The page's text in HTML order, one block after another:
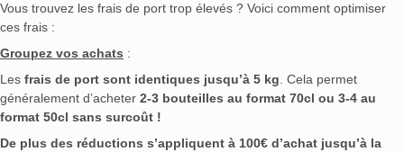
Vous trouvez les frais de port trop élevés ? Voici comment optimiser
ces frais :
Groupez vos achats :
Les frais de port sont identiques jusqu’à 5 kg. Cela permet
généralement d’acheter 2-3 bouteilles au format 70cl ou 3-4 au
format 50cl sans surcoût !
De plus des réductions s’appliquent à 100€ d’achat jusqu’à la